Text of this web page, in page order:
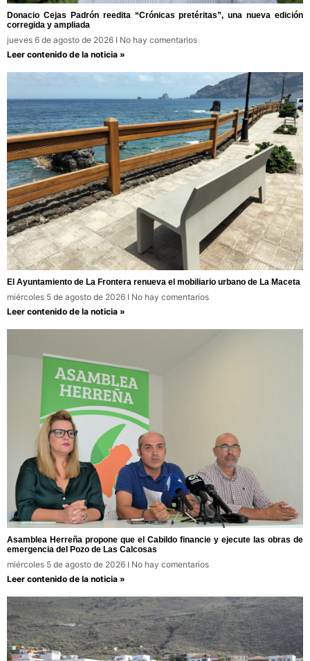
Donacio Cejas Padrón reedita “Crónicas pretéritas”, una nueva edición
corregida y ampliada
jueves 6 de agosto de 2026
No hay comentarios
Leer contenido de la noticia »
El Ayuntamiento de La Frontera renueva el mobiliario urbano de La Maceta
miércoles 5 de agosto de 2026
No hay comentarios
Leer contenido de la noticia »
Asamblea Herreña propone que el Cabildo financie y ejecute las obras de
emergencia del Pozo de Las Calcosas
miércoles 5 de agosto de 2026
No hay comentarios
Leer contenido de la noticia »